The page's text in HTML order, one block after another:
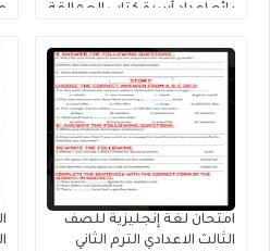
رائع إعداد أسرة كتاب العمالقة
امتحان لغة إنجليزية للصف
الثالث الاعدادي الترم الثاني